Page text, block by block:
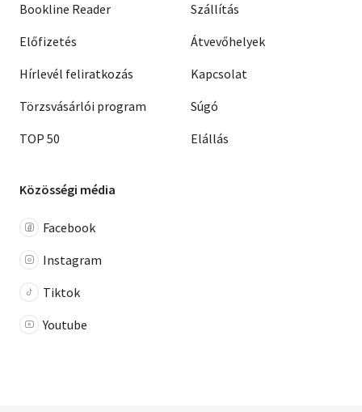
Bookline Reader
Előfizetés
Hírlevél feliratkozás
Törzsvásárlói program
TOP 50
Szállítás
Átvevőhelyek
Kapcsolat
Súgó
Elállás
Közösségi média
Facebook
Instagram
Tiktok
Youtube